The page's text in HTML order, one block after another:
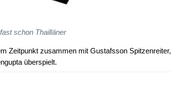
schon Thailläner
Zeitpunkt zusammen mit Gustafsson Spitzenreiter,
überspielt.